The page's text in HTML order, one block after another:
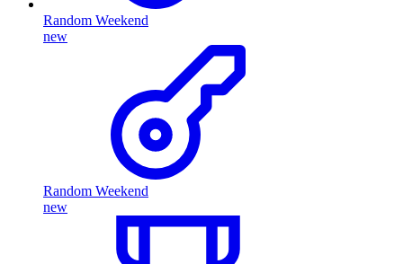
Random Weekend
new
Random Weekend
new